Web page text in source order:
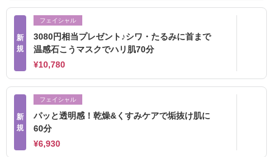
新
規
フェイシャル
3080円相当プレゼント♪シワ・たるみに首まで
温感石こうマスクでハリ肌70分
¥10,780
新
規
フェイシャル
パッと透明感！乾燥&くすみケアで垢抜け肌に
60分
¥6,930